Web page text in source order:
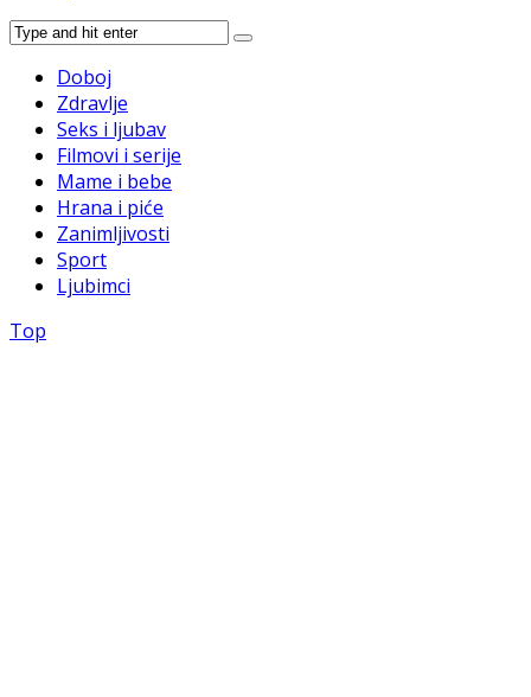
Doboj
Zdravlje
Seks i ljubav
Filmovi i serije
Mame i bebe
Hrana i piće
Zanimljivosti
Sport
Ljubimci
Top